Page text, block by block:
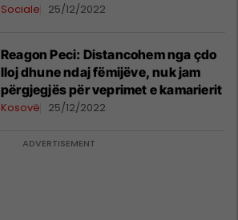
Sociale 25/12/2022
Reagon Peci: Distancohem nga çdo
lloj dhune ndaj fëmijëve, nuk jam
përgjegjës për veprimet e kamarierit
Kosovë 25/12/2022